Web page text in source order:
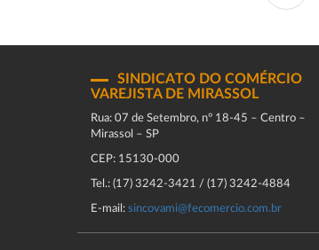
SINDICATO DO COMÉRCIO
VAREJISTA DE MIRASSOL
Rua: 07 de Setembro, n° 18-45 – Centro –
Mirassol – SP
CEP: 15130-000
Tel.: (17) 3242-3421 / (17) 3242-4884
E-mail: sincovami@fecomercio.com.br